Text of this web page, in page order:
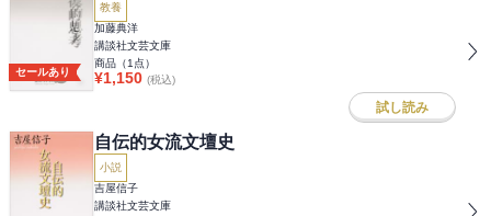
セールあり
教養
加藤典洋
講談社文芸文庫
商品（1 点）
¥1,150 (税込)
試し読み
自伝的女流文壇史
小説
吉屋信子
講談社文芸文庫